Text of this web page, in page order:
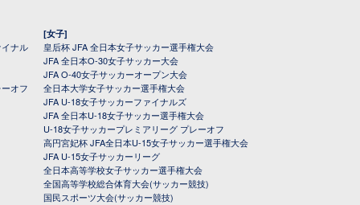
ナル
オフ
[女子]
皇后杯 JFA 全日本女子サッカー選手権大会
JFA 全日本O-30女子サッカー大会
JFA O-40女子サッカーオープン大会
全日本大学女子サッカー選手権大会
JFA U-18女子サッカーファイナルズ
JFA 全日本U-18女子サッカー選手権大会
U-18女子サッカープレミアリーグ プレーオフ
高円宮妃杯 JFA全日本U-15女子サッカー選手権大会
JFA U-15女子サッカーリーグ
全日本高等学校女子サッカー選手権大会
全国高等学校総合体育大会(サッカー競技)
国民スポーツ大会(サッカー競技)